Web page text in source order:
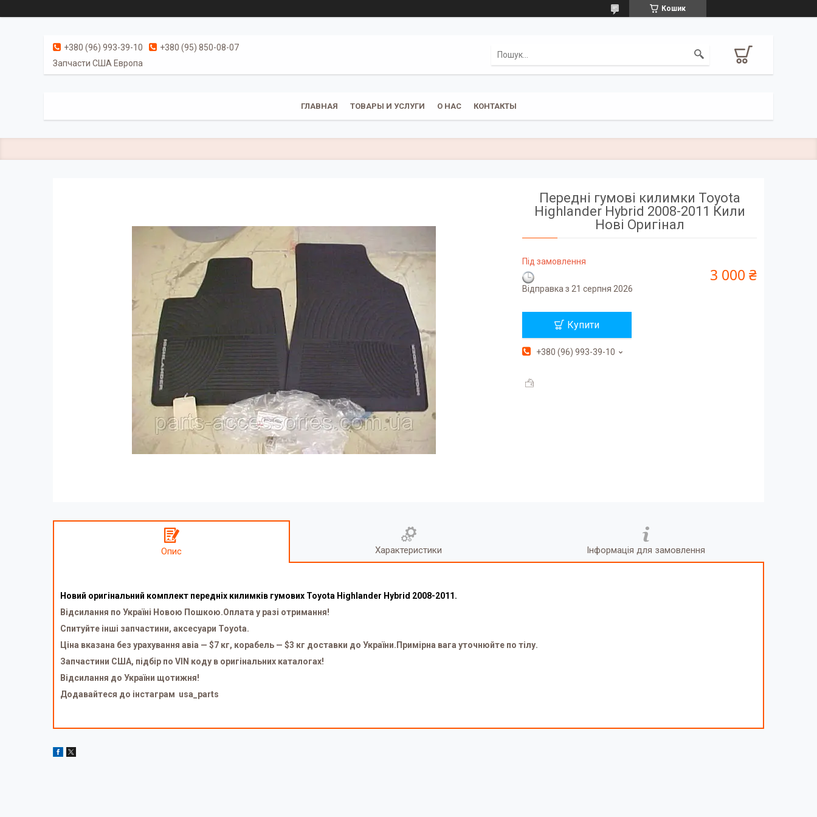
Кошик
+380 (96) 993-39-10
+380 (95) 850-08-07
Запчасти США Европа
ГЛАВНАЯ ТОВАРЫ И УСЛУГИ О НАС КОНТАКТЫ
Передні гумові килимки Toyota
Highlander Hybrid 2008-2011 Кили
Нові Оригінал
Під замовлення
Відправка з 21 серпня 2026
3 000 ₴
Купити
+380 (96) 993-39-10
Опис Характеристики Інформація для замовлення
Новий оригінальний комплект передніх килимків гумових Toyota Highlander Hybrid 2008-2011.
Відсилання по Україні Новою Пошкою.Оплата у разі отримання!
Спитуйте інші запчастини, аксесуари Toyota.
Ціна вказана без урахування авіа — $7 кг, корабель — $3 кг доставки до України.Примірна вага уточнюйте по тілу.
Запчастини США, підбір по VIN коду в оригінальних каталогах!
Відсилання до України щотижня!
Додавайтеся до інстаграм usa_parts